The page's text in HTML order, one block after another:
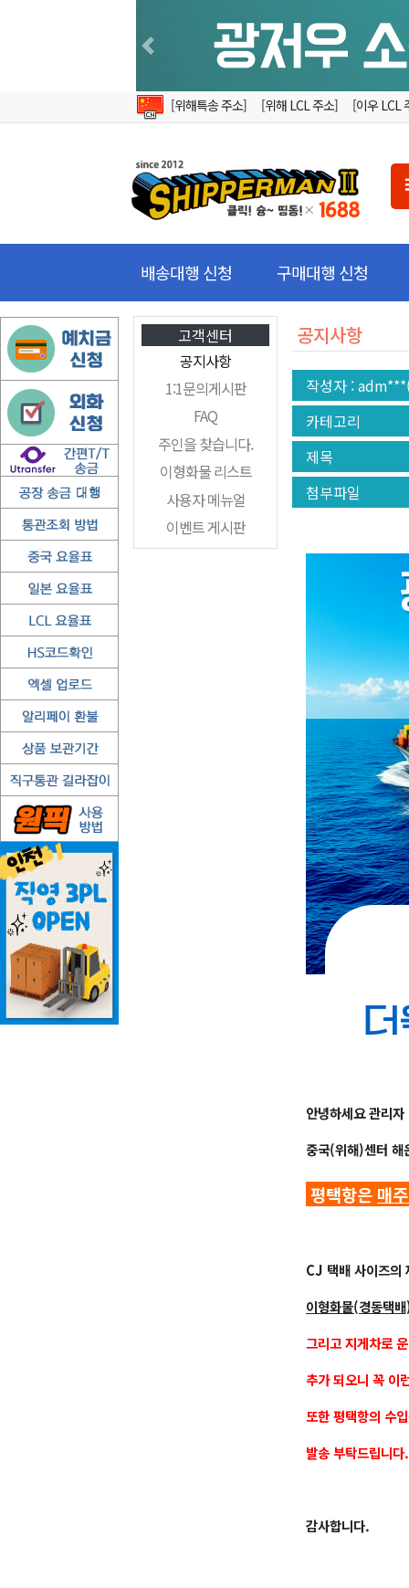
Previous
[위해특송 주소] [위해 LCL 주소] [이우 LCL
배송대행 신청 구매대행 신청
고객센터
공지사항
1:1문의게시판
FAQ
주인을 찾습니다.
이형화물 리스트
사용자 메뉴얼
이벤트 게시판
공지사항
작성자 :
카테고리
제목
첨부파일
안녕하세요 관리
중국(위해)센터 해
평택항은 매
CJ 택배 사이즈의
이형화물(경동택
그리고 지게차로
추가 되오니 꼭 이
또한 평택항의 수
발송 부탁드립니다.
감사합니다.